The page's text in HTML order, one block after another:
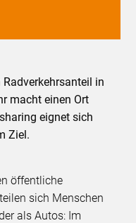
in
macht einen Ort
eignet sich
Ziel.
öffentliche
sich Menschen
als Autos: Im